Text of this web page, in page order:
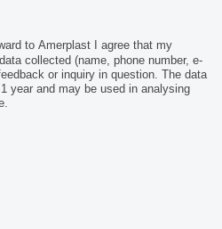
to Amerplast I agree that my
collected (name, phone number, e-
or inquiry in question. The data
year and may be used in analysing